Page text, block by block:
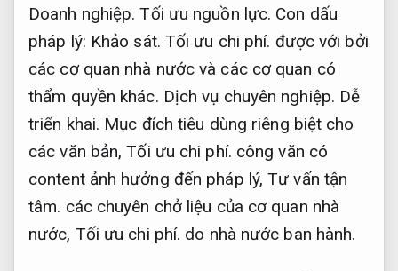
Doanh nghiệp. Tối ưu nguồn lực. Con dấu
pháp lý: Khảo sát. Tối ưu chi phí. được với bởi
các cơ quan nhà nước và các cơ quan có
thẩm quyền khác. Dịch vụ chuyên nghiệp. Dễ
triển khai. Mục đích tiêu dùng riêng biệt cho
các văn bản,Tối ưu chi phí. công văn có
content ảnh hưởng đến pháp lý,Tư vấn tận
tâm. các chuyên chở liệu của cơ quan nhà
nước, Tối ưu chi phí. do nhà nước ban hành.